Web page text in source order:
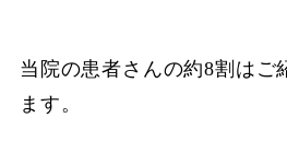
当院の患者さんの約8割はご
ます。